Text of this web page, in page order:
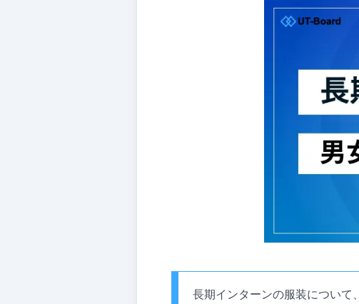
長期インターンの服装について、